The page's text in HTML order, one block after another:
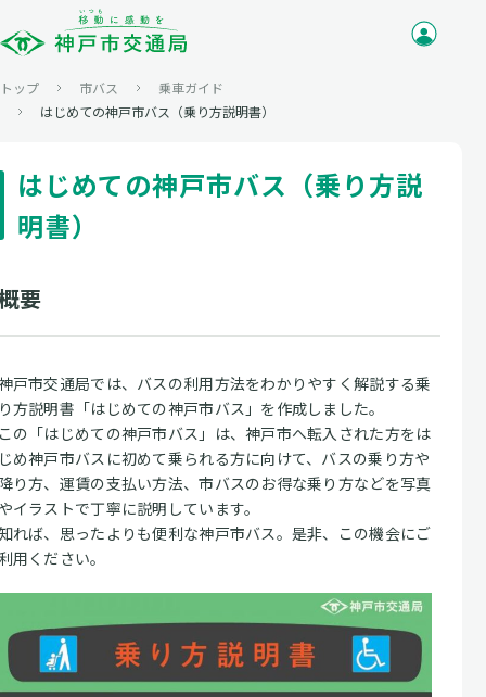
トップ 市バス
乗車ガイド
はじめての神戸市バス（乗り方説明書）
はじめての神戸市バス（乗り方説
明書）
要
戸市交通局では、バスの利用方法をわかりやすく解説する乗
方説明書「はじめての神戸市バス」を作成しました。
の「はじめての神戸市バス」は、神戸市へ転入された方をは
め神戸市バスに初めて乗られる方に向けて、バスの乗り方や
り方、運賃の支払い方法、市バスのお得な乗り方などを写真
イラストで丁寧に説明しています。
れば、思ったよりも便利な神戸市バス。是非、この機会にご
用ください。